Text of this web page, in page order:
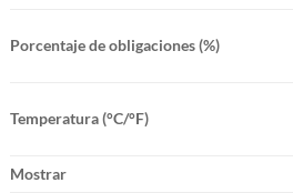
Porcentaje de obligaciones (%)
Temperatura (°C/°F)
Mostrar